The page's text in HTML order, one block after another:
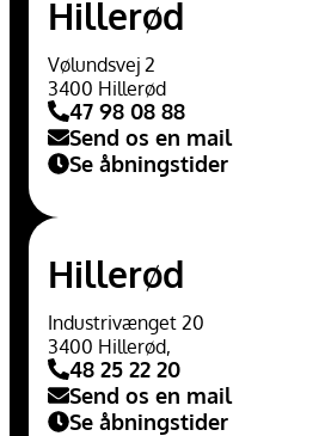
Hillerød
Vølundsvej 2
3400 Hillerød
47 98 08 88
Send os en mail
Se åbningstider
Hillerød
Industrivænget 20
3400 Hillerød,
48 25 22 20
Send os en mail
Se åbningstider